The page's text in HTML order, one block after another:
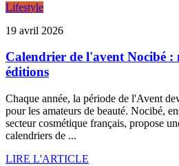
Lifestyle
19 avril 2026
Calendrier de l'avent Nocibé :
éditions
Chaque année, la période de l'Avent
pour les amateurs de beauté. Nocibé,
secteur cosmétique français, propose
calendriers de ...
LIRE L'ARTICLE